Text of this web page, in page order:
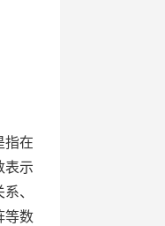
指在
表示
、
等数